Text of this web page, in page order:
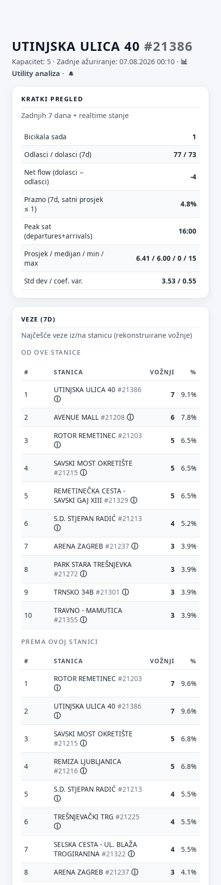
UTINJSKA ULICA 40#21386
Kapacitet: 5 · Zadnje ažuriranje: 07.08.2026 00:10 · 📊
Utility analiza · 🔔
KRATKI PREGLED
Zadnjih 7 dana + realtime stanje
Bicikala sada
1
Odlasci / dolasci (7d)
77 / 73
Net flow (dolasci −
odlasci)
-4
Prazno (7d, satni prosjek
≤ 1)
4.8%
Peak sat
(departures+arrivals)
16:00
Prosjek / medijan / min /
max
6.41 / 6.00 / 0 / 15
Std dev / coef. var. 3.53 / 0.55
VEZE (7D)
Najčešće veze iz/na stanicu (rekonstruirane vožnje)
OD OVE STANICE
# STANICA VOŽNJI %
1
UTINJSKA ULICA 40 #21386
ⓘ
7 9.1%
2 AVENUE MALL #21208 ⓘ 6 7.8%
3
ROTOR REMETINEC #21203
ⓘ
5 6.5%
4
SAVSKI MOST OKRETIŠTE
#21215 ⓘ 5 6.5%
5
REMETINEČKA CESTA -
SAVSKI GAJ XIII #21329 ⓘ 5 6.5%
6
S.D. STJEPAN RADIĆ #21213
ⓘ
4 5.2%
7 ARENA ZAGREB #21237 ⓘ 3 3.9%
8
PARK STARA TREŠNJEVKA
#21272 ⓘ 3 3.9%
9 TRNSKO 34B #21301 ⓘ 3 3.9%
10
TRAVNO - MAMUTICA
#21355 ⓘ 3 3.9%
PREMA OVOJ STANICI
# STANICA VOŽNJI %
1
ROTOR REMETINEC #21203
ⓘ
7 9.6%
2
UTINJSKA ULICA 40 #21386
ⓘ
7 9.6%
3
SAVSKI MOST OKRETIŠTE
#21215 ⓘ 5 6.8%
4
REMIZA LJUBLJANICA
#21216 ⓘ 5 6.8%
5
S.D. STJEPAN RADIĆ #21213
ⓘ
4 5.5%
6
TREŠNJEVAČKI TRG #21225
ⓘ
4 5.5%
7
SELSKA CESTA - UL. BLAŽA
TROGIRANINA #21322 ⓘ 4 5.5%
8 ARENA ZAGREB #21237 ⓘ 3 4.1%